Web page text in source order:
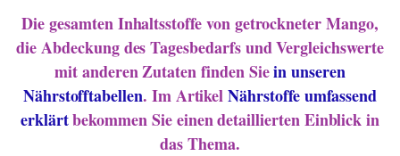
Die gesamten Inhaltsstoffe von getrockneter Mango,
die Abdeckung des Tagesbedarfs und Vergleichswerte
mit anderen Zutaten finden Siein unseren
Nährstofftabellen. Im ArtikelNährstoffe umfassend
erklärtbekommen Sie einen detaillierten Einblick in
das Thema.